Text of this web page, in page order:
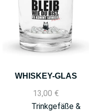
WHISKEY-GLAS
13,00 €
Trinkgefäße &